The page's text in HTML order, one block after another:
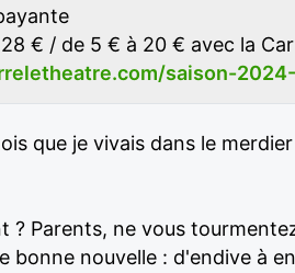
€ / de 5 € à 20 € avec la
saison-
que je vivais dans le
? Parents, ne vous
bonne nouvelle : d'endive à